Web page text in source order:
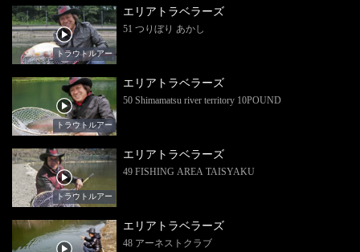
トラウトルアー
エリアトラベラーズ
51 つりぼり あかし
トラウトルアー
エリアトラベラーズ
50 Shimamatsu river territory 10POUND
トラウトルアー
エリアトラベラーズ
49 FISHING AREA TAISYAKU
エリアトラベラーズ
48 アーネストクラブ